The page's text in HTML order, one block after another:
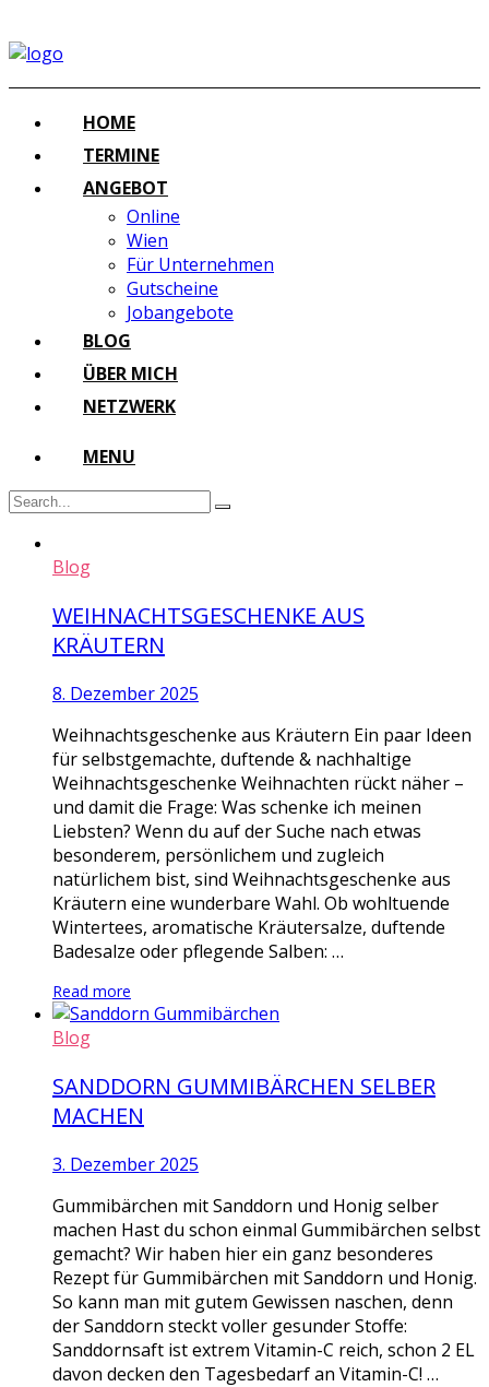
HOME
TERMINE
ANGEBOT
Online
Wien
Für Unternehmen
Gutscheine
Jobangebote
BLOG
ÜBER MICH
NETZWERK
MENU
Blog
WEIHNACHTSGESCHENKE AUS
KRÄUTERN
8. Dezember 2025
Weihnachtsgeschenke aus Kräutern Ein paar Ideen
für selbstgemachte, duftende & nachhaltige
Weihnachtsgeschenke Weihnachten rückt näher –
und damit die Frage: Was schenke ich meinen
Liebsten? Wenn du auf der Suche nach etwas
besonderem, persönlichem und zugleich
natürlichem bist, sind Weihnachtsgeschenke aus
Kräutern eine wunderbare Wahl. Ob wohltuende
Wintertees, aromatische Kräutersalze, duftende
Badesalze oder pflegende Salben: …
Read more
Blog
SANDDORN GUMMIBÄRCHEN SELBER
MACHEN
3. Dezember 2025
Gummibärchen mit Sanddorn und Honig selber
machen Hast du schon einmal Gummibärchen selbst
gemacht? Wir haben hier ein ganz besonderes
Rezept für Gummibärchen mit Sanddorn und Honig.
So kann man mit gutem Gewissen naschen, denn
der Sanddorn steckt voller gesunder Stoffe:
Sanddornsaft ist extrem Vitamin-C reich, schon 2 EL
davon decken den Tagesbedarf an Vitamin-C! …